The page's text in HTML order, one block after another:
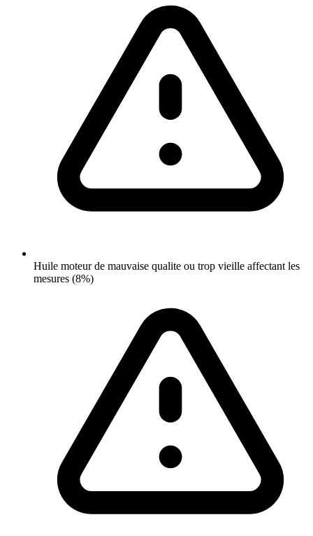
Huile moteur de mauvaise qualite ou trop vieille affectant les
mesures (8%)